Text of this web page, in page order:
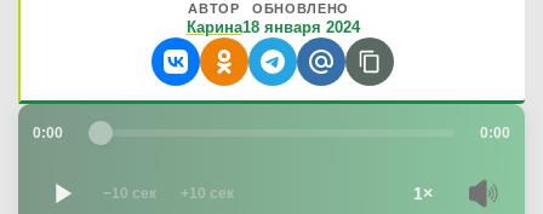
АВТОР
Карина
ОБНОВЛЕНО
18 января 2024
0:00 0:00
−10 сек +10 сек 1×